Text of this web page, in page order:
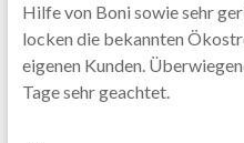
Hilfe von Boni sowie sehr
locken die bekannten
eigenen Kunden.
Tage sehr geachtet.